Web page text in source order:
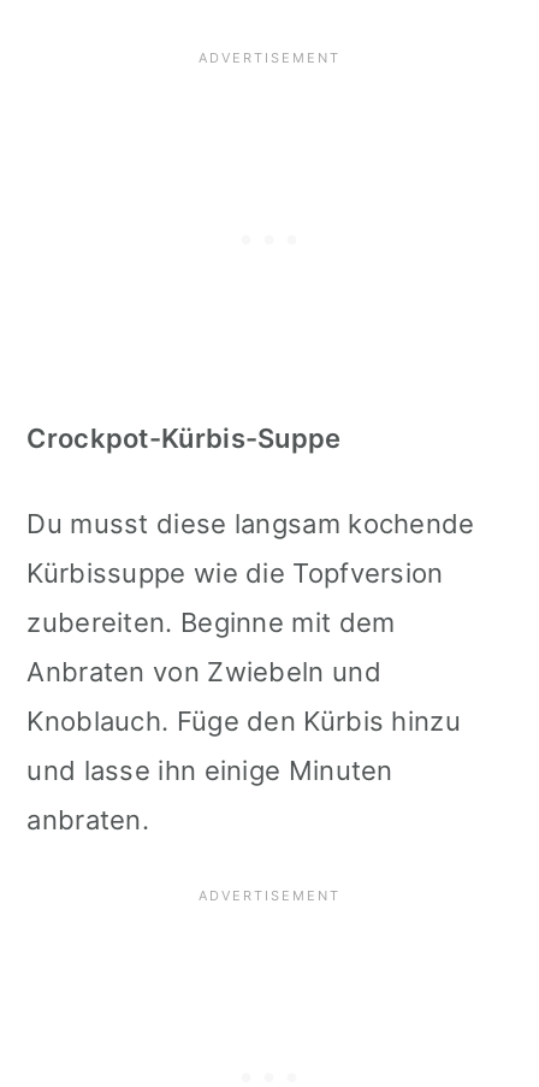
Crockpot-Kürbis-Suppe
Du musst diese langsam kochende
Kürbissuppe wie die Topfversion
zubereiten. Beginne mit dem
Anbraten von Zwiebeln und
Knoblauch. Füge den Kürbis hinzu
und lasse ihn einige Minuten
anbraten.